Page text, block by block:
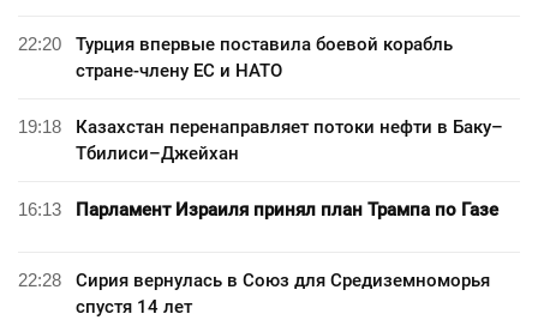
22:20
Турция впервые поставила боевой корабль
стране-члену ЕС и НАТО
19:18
Казахстан перенаправляет потоки нефти в Баку–
Тбилиси–Джейхан
16:13 Парламент Израиля принял план Трампа по Газе
22:28
Сирия вернулась в Союз для Средиземноморья
спустя 14 лет